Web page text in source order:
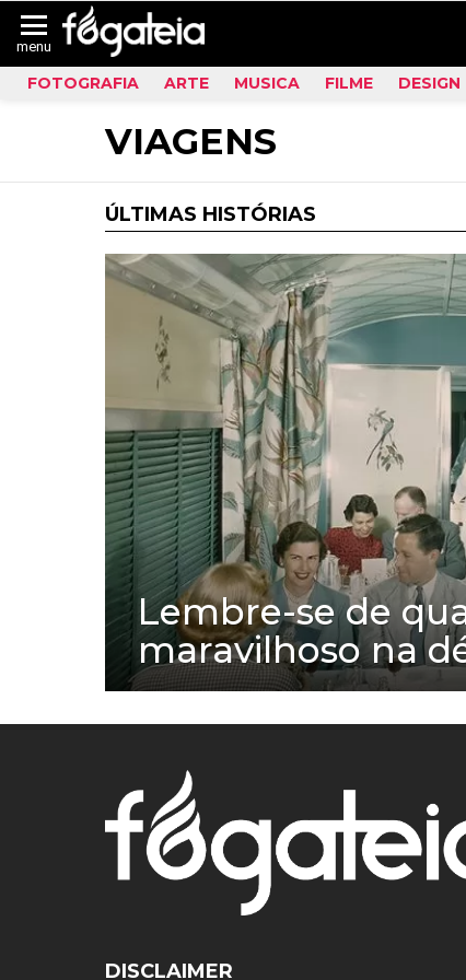
menu
FOTOGRAFIA ARTE MUSICA FILME DESIGN
VIAGENS
ÚLTIMAS HISTÓRIAS
Lembre-se de
maravilhoso na
DISCLAIMER